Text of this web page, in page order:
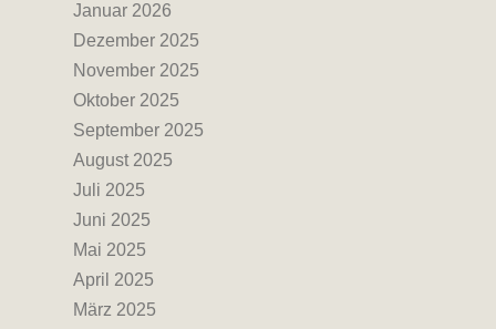
Januar 2026
Dezember 2025
November 2025
Oktober 2025
September 2025
August 2025
Juli 2025
Juni 2025
Mai 2025
April 2025
März 2025